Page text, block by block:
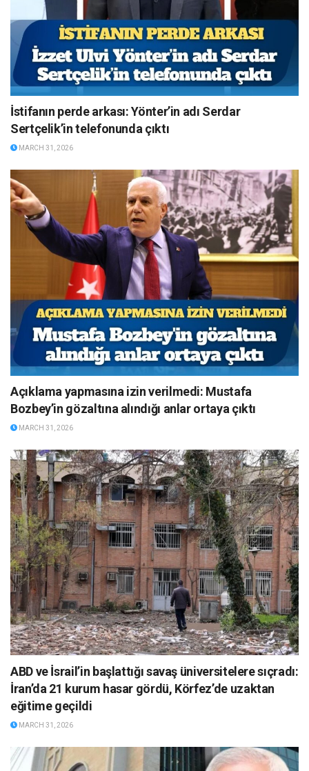
İstifanın perde arkası: Yönter’in adı Serdar
Sertçelik’in telefonunda çıktı
MARCH 31, 2026
Açıklama yapmasına izin verilmedi: Mustafa
Bozbey’in gözaltına alındığı anlar ortaya çıktı
MARCH 31, 2026
ABD ve İsrail’in başlattığı savaş üniversitelere sıçradı:
İran’da 21 kurum hasar gördü, Körfez’de uzaktan
eğitime geçildi
MARCH 31, 2026